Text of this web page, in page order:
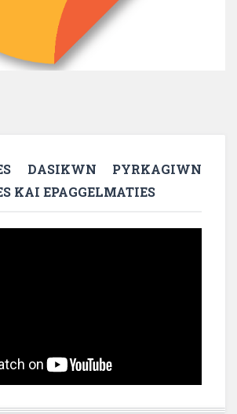
DASIKWN PYRKAGIWN
KAI EPAGGELMATIES